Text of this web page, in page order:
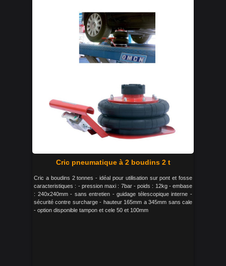
Cric pneumatique à 2 boudins 2 t
Cric a boudins 2 tonnes - idéal pour utilisation sur pont et fosse
caracteristiques : - pression maxi : 7bar - poids : 12kg - embase
: 240x240mm - sans entretien - guidage télescopique interne -
sécurité contre surcharge - hauteur 165mm a 345mm sans cale
- option disponible tampon et cele 50 et 100mm